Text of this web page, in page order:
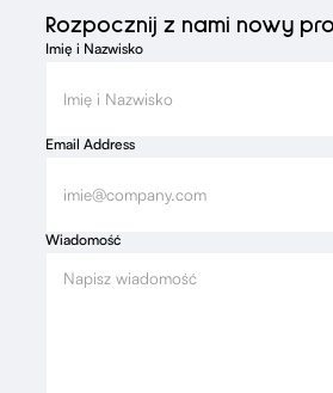
Rozpocznij z nami nowy
Imię i Nazwisko
Email Address
Wiadomość